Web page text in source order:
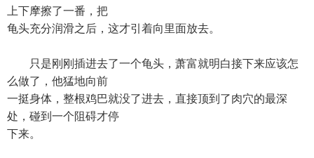
上下摩擦了一番，把
龟头充分润滑之后，这才引着向里面放去。
只是刚刚插进去了一个龟头，萧富就明白接下来应该怎
么做了，他猛地向前
一挺身体，整根鸡巴就没了进去，直接顶到了肉穴的最深
处，碰到一个阻碍才停
下来。